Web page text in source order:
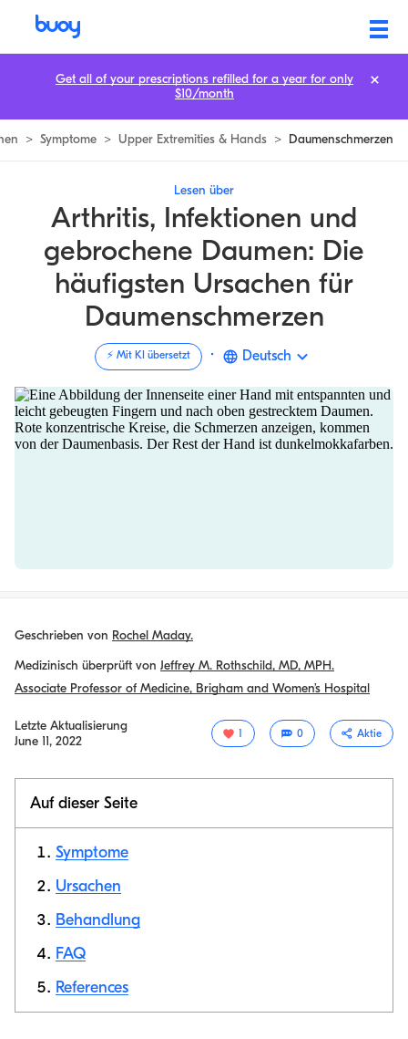
> Symptome > Upper Extremities & Hands > Daumenschmerzen
Lesen über
Arthritis, Infektionen und
gebrochene Daumen: Die
häufigsten Ursachen für
Daumenschmerzen
⚡️ Mit KI übersetzt · Deutsch
Geschrieben von Rochel Maday.
Medizinisch überprüft von Jeffrey M. Rothschild, MD, MPH.
Associate Professor of Medicine, Brigham and Women’s Hospital
Letzte Aktualisierung
June 11, 2022
1 0 Aktie
Auf dieser Seite
Symptome
Ursachen
Behandlung
FAQ
References
Get all of your prescriptions refilled for a year for only
$10/month